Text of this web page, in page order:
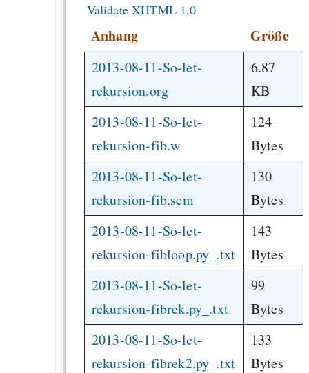
Validate XHTML 1.0
Anhang Größe
2013-08-11-So-let-
rekursion.org
6.87
KB
2013-08-11-So-let-
rekursion-fib.w
124
Bytes
2013-08-11-So-let-
rekursion-fib.scm
130
Bytes
2013-08-11-So-let-
rekursion-fibloop.py_.txt
143
Bytes
2013-08-11-So-let-
rekursion-fibrek.py_.txt
99
Bytes
2013-08-11-So-let-
rekursion-fibrek2.py_.txt
133
Bytes